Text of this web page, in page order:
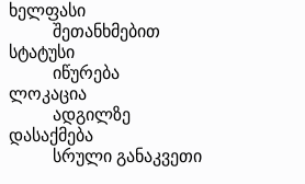
ხელფასი
შეთანხმებით
სტატუსი
იწურება
ლოკაცია
ადგილზე
დასაქმება
სრული განაკვეთი